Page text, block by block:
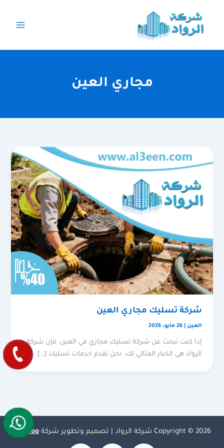
المحتوى
مجاري العين
شركة تسليك مجاري العين
العين |26 مايو، 2026
إذا كنت تبحث عن شركة تسليك مجاري في العين، فإن شركة
الرواد هي الخيار المثالي لك. نحن نقدم خدمات تسليك […]
Copyright © 2026 شركة الرواد | تصميم وتطوير شركة Olymoo